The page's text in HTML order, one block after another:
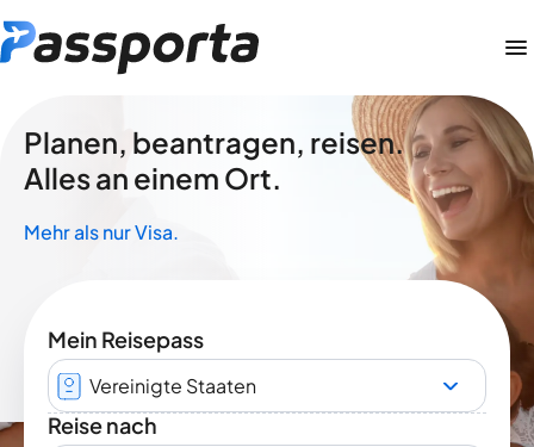
Planen, beantragen, reisen.
Alles an einem Ort.
Mehr als nur Visa.
Mein Reisepass
Vereinigte Staaten
Reise nach